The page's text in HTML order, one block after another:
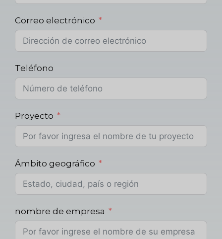
Correo electrónico
Teléfono
Proyecto
Ámbito geográfico
nombre de empresa